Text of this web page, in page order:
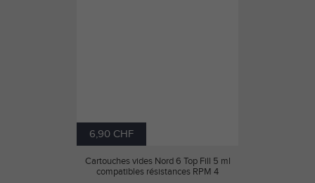
6,90 CHF
Cartouches vides Nord 6 Top Fill 5 ml
compatibles résistances RPM 4